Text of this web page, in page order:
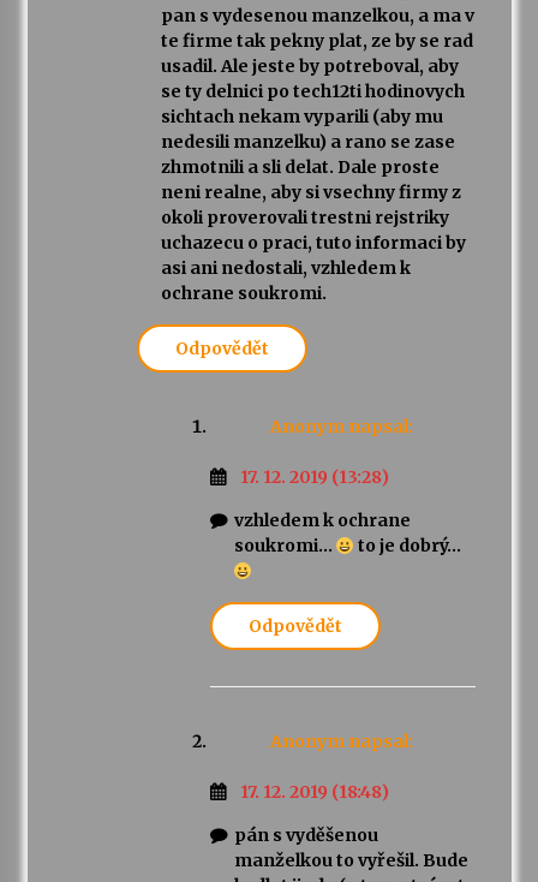
pan s vydesenou manzelkou, a ma v
te firme tak pekny plat, ze by se rad
usadil. Ale jeste by potreboval, aby
se ty delnici po tech12ti hodinovych
sichtach nekam vyparili (aby mu
nedesili manzelku) a rano se zase
zhmotnili a sli delat. Dale proste
neni realne, aby si vsechny firmy z
okoli proverovali trestni rejstriky
uchazecu o praci, tuto informaci by
asi ani nedostali, vzhledem k
ochrane soukromi.
Odpovědět
Anonym napsal:
17. 12. 2019 (13:28)
vzhledem k ochrane
soukromi…
to je dobrý…
Odpovědět
Anonym napsal:
17. 12. 2019 (18:48)
pán s vyděšenou
manželkou to vyřešil. Bude